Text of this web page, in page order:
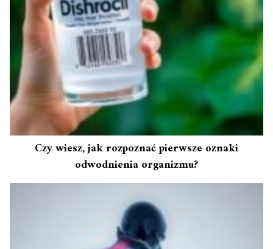
Czy wiesz, jak rozpoznać pierwsze oznaki
odwodnienia organizmu?